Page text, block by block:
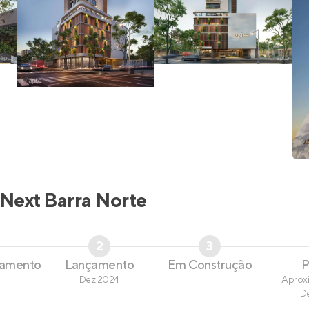
Next Barra Norte
2
Lançamento
Dez 2024
3
Em Construção